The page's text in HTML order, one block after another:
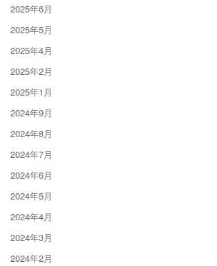
2025年6月
2025年5月
2025年4月
2025年2月
2025年1月
2024年9月
2024年8月
2024年7月
2024年6月
2024年5月
2024年4月
2024年3月
2024年2月